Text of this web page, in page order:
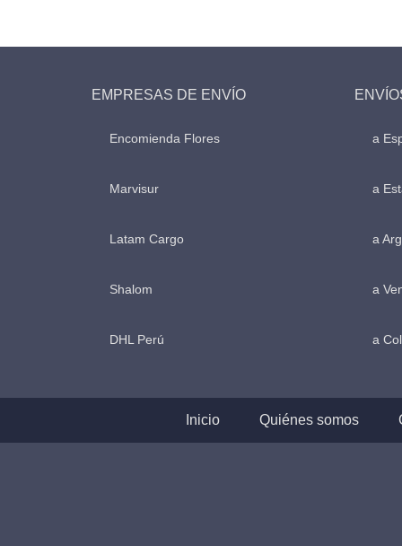
EMPRESAS DE ENVÍO
Encomienda Flores
Marvisur
Latam Cargo
Shalom
DHL Perú
a
a
a
a
a
Inicio Quiénes somos